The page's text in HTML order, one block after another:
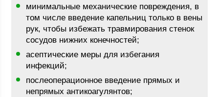
минимальные механические повреждения, в
том числе введение капельниц только в вены
рук, чтобы избежать травмирования стенок
сосудов нижних конечностей;
асептические меры для избегания
инфекций;
послеоперационное введение прямых и
непрямых антикоагулянтов;